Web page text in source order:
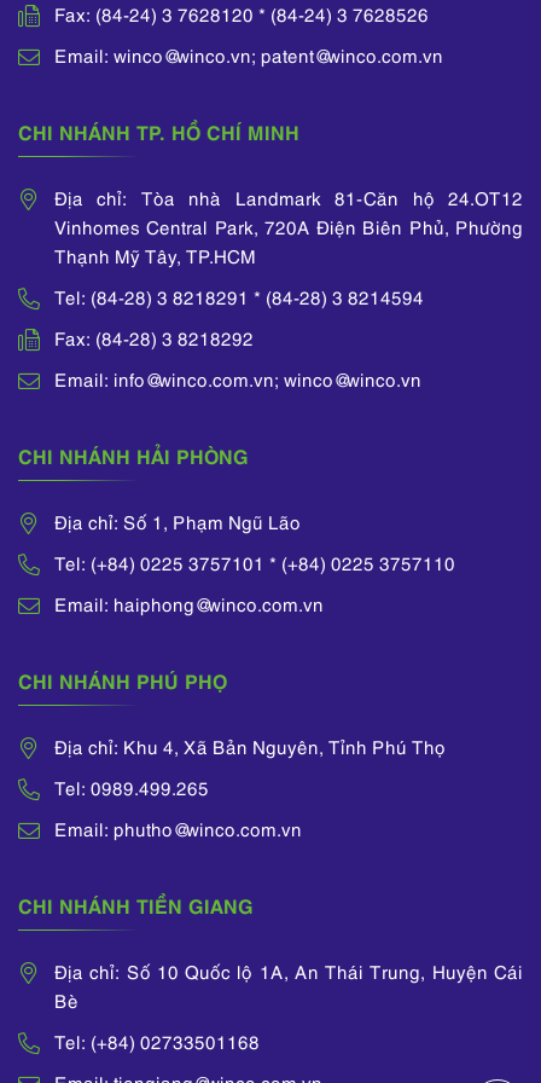
years as an engineer
in FPT Telecom and
and the National
Office of Intellectual
Fax: (84-24) 3 7628120 * (84-24) 3 7628526
Email: winco@winco.vn; patent@winco.com.vn
CHI NHÁNH TP. HỒ CHÍ MINH
Địa chỉ: Tòa nhà Landmark 81-Căn hộ 24.OT12
Vinhomes Central Park, 720A Điện Biên Phủ, Phường
Thạnh Mỹ Tây, TP.HCM
Tel: (84-28) 3 8218291 * (84-28) 3 8214594
Fax: (84-28) 3 8218292
Email: info@winco.com.vn; winco@winco.vn
CHI NHÁNH HẢI PHÒNG
Địa chỉ: Số 1, Phạm Ngũ Lão
Tel: (+84) 0225 3757101 * (+84) 0225 3757110
Email: haiphong@winco.com.vn
CHI NHÁNH PHÚ PHỌ
Địa chỉ: Khu 4, Xã Bản Nguyên, Tỉnh Phú Thọ
Tel: 0989.499.265
Email: phutho@winco.com.vn
CHI NHÁNH TIỀN GIANG
Địa chỉ: Số 10 Quốc lộ 1A, An Thái Trung, Huyện Cái
Bè
Tel: (+84) 02733501168